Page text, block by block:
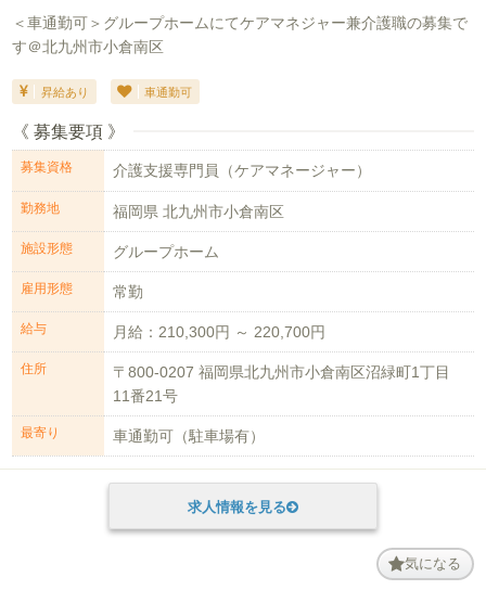
＜車通勤可＞グループホームにてケアマネジャー兼介護職の募集で
す＠北九州市小倉南区
昇給あり 車通勤可
《 募集要項 》
募集資格 介護支援専門員（ケアマネージャー）
勤務地 福岡県 北九州市小倉南区
施設形態 グループホーム
雇用形態 常勤
給与 月給：210,300円 ～ 220,700円
住所
〒800-0207 福岡県北九州市小倉南区沼緑町1丁目
11番21号
最寄り 車通勤可（駐車場有）
求人情報を見る
気になる